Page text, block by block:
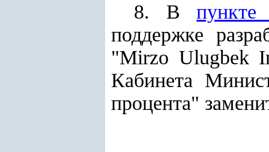
8. В
поддержке
"Mirzo Ulugbek
Кабинета
процента"